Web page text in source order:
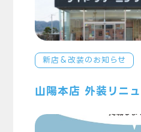
新店＆改装のお知らせ
山陽本店 外装リニ